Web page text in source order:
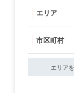
エリア
市区町村
エリア